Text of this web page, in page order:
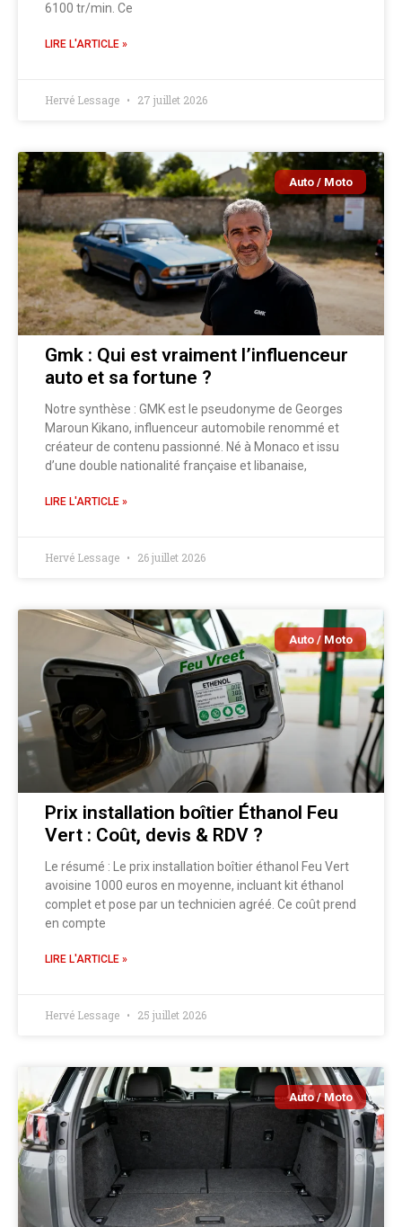
6100 tr/min. Ce
LIRE L'ARTICLE »
Hervé Lessage 27 juillet 2026
Auto / Moto
Gmk : Qui est vraiment l’influenceur
auto et sa fortune ?
Notre synthèse : GMK est le pseudonyme de Georges
Maroun Kikano, influenceur automobile renommé et
créateur de contenu passionné. Né à Monaco et issu
d’une double nationalité française et libanaise,
LIRE L'ARTICLE »
Hervé Lessage 26 juillet 2026
Auto / Moto
Prix installation boîtier Éthanol Feu
Vert : Coût, devis & RDV ?
Le résumé : Le prix installation boîtier éthanol Feu Vert
avoisine 1000 euros en moyenne, incluant kit éthanol
complet et pose par un technicien agréé. Ce coût prend
en compte
LIRE L'ARTICLE »
Hervé Lessage 25 juillet 2026
Auto / Moto